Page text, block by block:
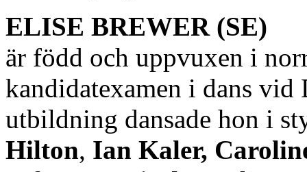
ELISE BREWER (SE)
är född och uppvuxen i
kandidatexamen i dans
utbildning dansade hon i
Hilton, Ian Kaler,